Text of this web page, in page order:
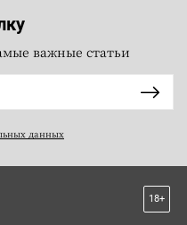
важные статьи
данных
18+